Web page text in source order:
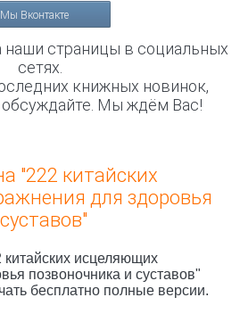
Мы Вконтакте
наши страницы в социальных
сетях.
книжных новинок,
обсуждайте. Мы ждём Вас!
"222 китайских
для здоровья
исцеляющих
позвоночника и суставов"
бесплатно полные версии.